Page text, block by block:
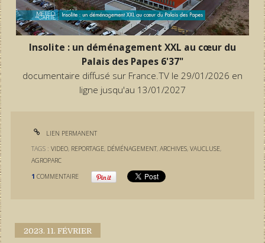
Insolite : un déménagement XXL au cœur du
Palais des Papes 6'37"
documentaire diffusé sur France.TV le 29/01/2026 en
ligne jusqu'au 13/01/2027
LIEN PERMANENT
TAGS :VIDEO, REPORTAGE, DÉMÉNAGEMENT,ARCHIVES,VAUCLUSE,
AGROPARC
1 COMMENTAIRE
2023. 11. FÉVRIER